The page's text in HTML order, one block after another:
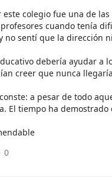
este colegio fue una de
cuando tenía
no sentí que la dirección
debería ayudar a
creer que nunca
a pesar de todo
El tiempo ha
0